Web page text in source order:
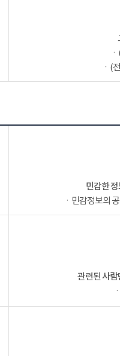
ㆍ(
민감한
ㆍ민감정보의
관련된 사람